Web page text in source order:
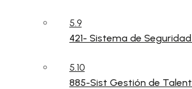
5.9
421- Sistema de
5.10
885-Sist Gestión de